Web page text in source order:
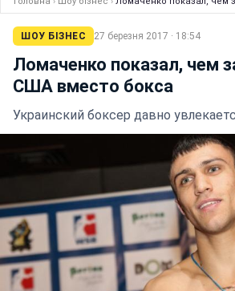
ШОУ БІЗНЕС 27 березня 2017 · 18:54
Ломаченко показал, чем
США вместо бокса
Украинский боксер давно